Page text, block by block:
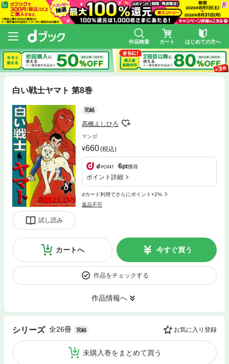
作品検索 カート はじめての方へ
白い戦士ヤマト 第8巻
試し読み
完結
高橋よしひろ
マンガ
660(税込)
6pt獲得
ポイント詳細
dカード利用でさらにポイント+2%
返品不可
カートへ 今すぐ買う
作品をチェックする
作品情報へ
シリーズ 全26冊 完結 お気に入り登録
未購入巻をまとめて買う